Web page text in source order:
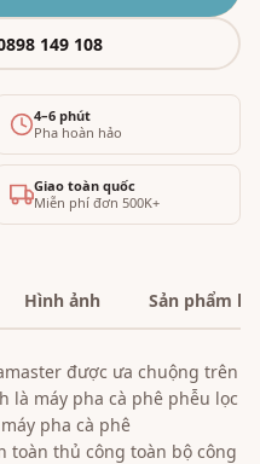
149 108
4–6 phút
Pha hoàn hảo
Giao toàn quốc
Miễn phí đơn 500K+
Hình ảnh Sản phẩm
được ưa chuộng trên
là máy pha cà phê phễu lọc
pha cà phê
toàn thủ công toàn bộ công